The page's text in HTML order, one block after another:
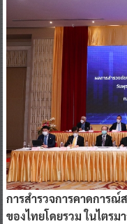
การสำรวจการคาดการณ์
ของไทยโดยรวม ในไตร